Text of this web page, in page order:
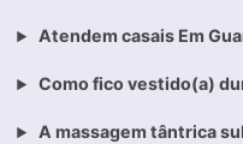
Atendem casais Em
Como fico vestido(a)
A massagem tântrica